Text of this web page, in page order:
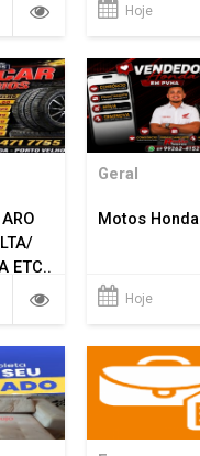
Hoje
ETC..
Geral
Motos Honda
Hoje